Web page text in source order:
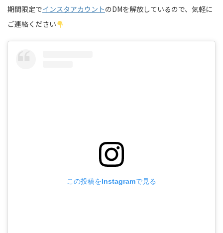
期間限定でインスタアカウントのDMを解放しているので、気軽に
ご連絡ください
この投稿をInstagramで見る